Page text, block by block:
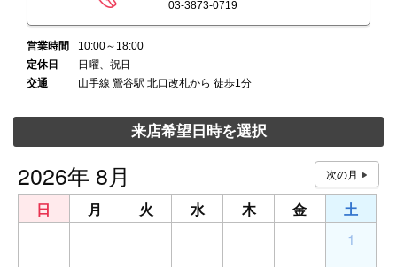
03-3873-0719
営業時間
10:00～18:00
定休日
日曜、祝日
交通
山手線 鶯谷駅 北口改札から 徒歩1分
来店希望日時を選択
2026年 8月
日 月 火 水 木 金
土
1